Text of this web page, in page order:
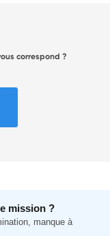
correspond ?
mission ?
manque à